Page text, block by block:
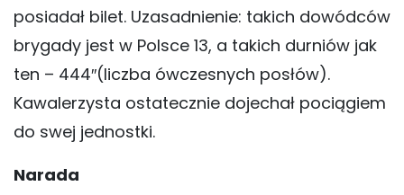
posiadał bilet. Uzasadnienie: takich dowódców
brygady jest w Polsce 13, a takich durniów jak
ten – 444″(liczba ówczesnych posłów).
Kawalerzysta ostatecznie dojechał pociągiem
do swej jednostki.
Narada